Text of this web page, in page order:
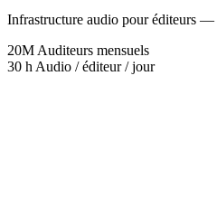
Infrastructure audio pour éditeurs —
20MAuditeurs mensuels
30 hAudio / éditeur / jour